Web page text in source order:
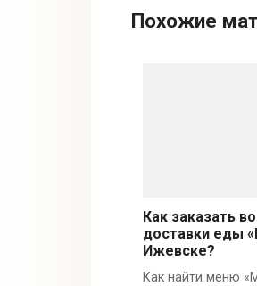
Похожие
Как заказать
доставки еды
Ижевске?
Как найти меню